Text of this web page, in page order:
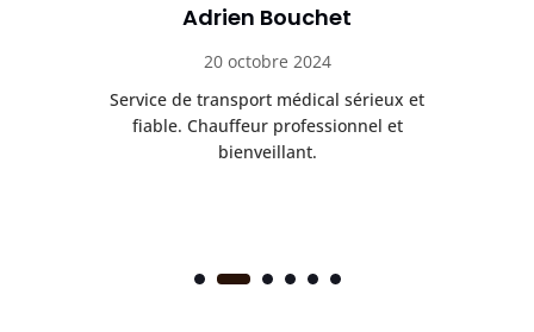
Adrien Bouchet
20 octobre 2024
Service de transport médical sérieux et
fiable. Chauffeur professionnel et
bienveillant.